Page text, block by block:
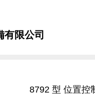
有限公司
8792 型 位置控